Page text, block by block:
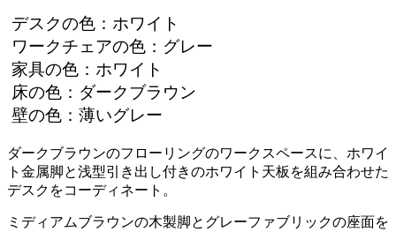
デスクの色：ホワイト
ワークチェアの色：グレー
家具の色：ホワイト
床の色：ダークブラウン
壁の色：薄いグレー
ダークブラウンのフローリングのワークスペースに、ホワイ
ト金属脚と浅型引き出し付きのホワイト天板を組み合わせた
デスクをコーディネート。
ミディアムブラウンの木製脚とグレーファブリックの座面を